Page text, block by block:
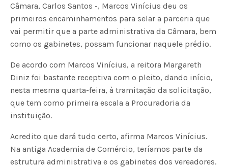
Câmara, Carlos Santos -, Marcos Vinícius deu os
primeiros encaminhamentos para selar a parceria que
vai permitir que a parte administrativa da Câmara, bem
como os gabinetes, possam funcionar naquele prédio.
De acordo com Marcos Vinícius, a reitora Margareth
Diniz foi bastante receptiva com o pleito, dando início,
nesta mesma quarta-feira, à tramitação da solicitação,
que tem como primeira escala a Procuradoria da
instituição.
Acredito que dará tudo certo, afirma Marcos Vinícius.
Na antiga Academia de Comércio, teríamos parte da
estrutura administrativa e os gabinetes dos vereadores.